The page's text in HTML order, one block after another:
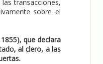
transacciones,
sobre el
que declara
al clero, a las